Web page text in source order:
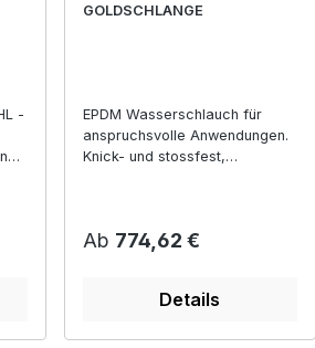
-
GOLDSCHLANGE
EPDM Wasserschlauch für
anspruchsvolle Anwendungen.
Knick- und stossfest,
Regulärer Preis:
Ab 774,62 €
Details